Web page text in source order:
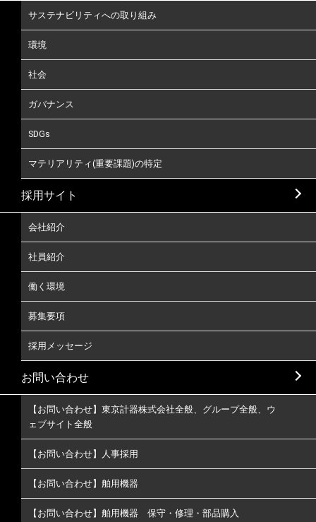
サステナビリティへの取り組み
環境
社会
ガバナンス
SDGs
マテリアリティ(重要課題)の特定
採用サイト
会社紹介
社員紹介
働く環境
募集要項
採用メッセージ
お問い合わせ
【お問い合わせ】東京計器株式会社全般、グループ全般、ウ
ェブサイト全般
【お問い合わせ】人事採用
【お問い合わせ】舶用機器
【お問い合わせ】舶用機器 保守・修理・部品購入